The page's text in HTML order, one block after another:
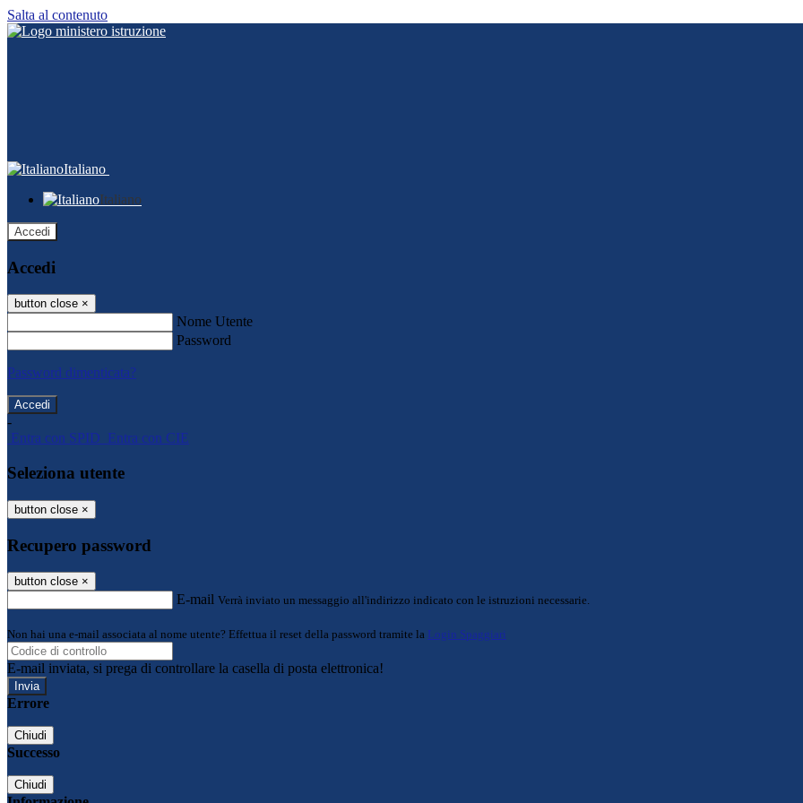
Salta al contenuto
Italiano
Italiano
Accedi
Accedi
button close ×
Nome Utente
Password
Password dimenticata?
-
Entra con SPID Entra con CIE
Seleziona utente
button close ×
Recupero password
button close ×
E-mail Verrà inviato un messaggio all'indirizzo indicato con le istruzioni necessarie.
Non hai una e-mail associata al nome utente? Effettua il reset della password tramite la Login Spaggiari
E-mail inviata, si prega di controllare la casella di posta elettronica!
Errore
Chiudi
Successo
Chiudi